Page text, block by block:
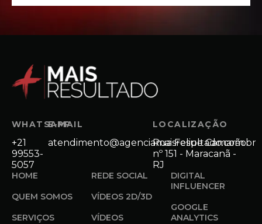
WHATSAPP
+21
99553-
5057
E-MAIL
atendimento@agenciamaisresultado.com.br
LOCALIZAÇÃO
Rua Felipe Camarão
nº 151 - Maracanã -
RJ
HOME
QUEM SOMOS
SERVIÇOS
REDE SOCIAL
VÍDEOS 2D/3D
VÍDEOS
DIGITAL
INFLUENCER
GOOGLE
ANALYTICS